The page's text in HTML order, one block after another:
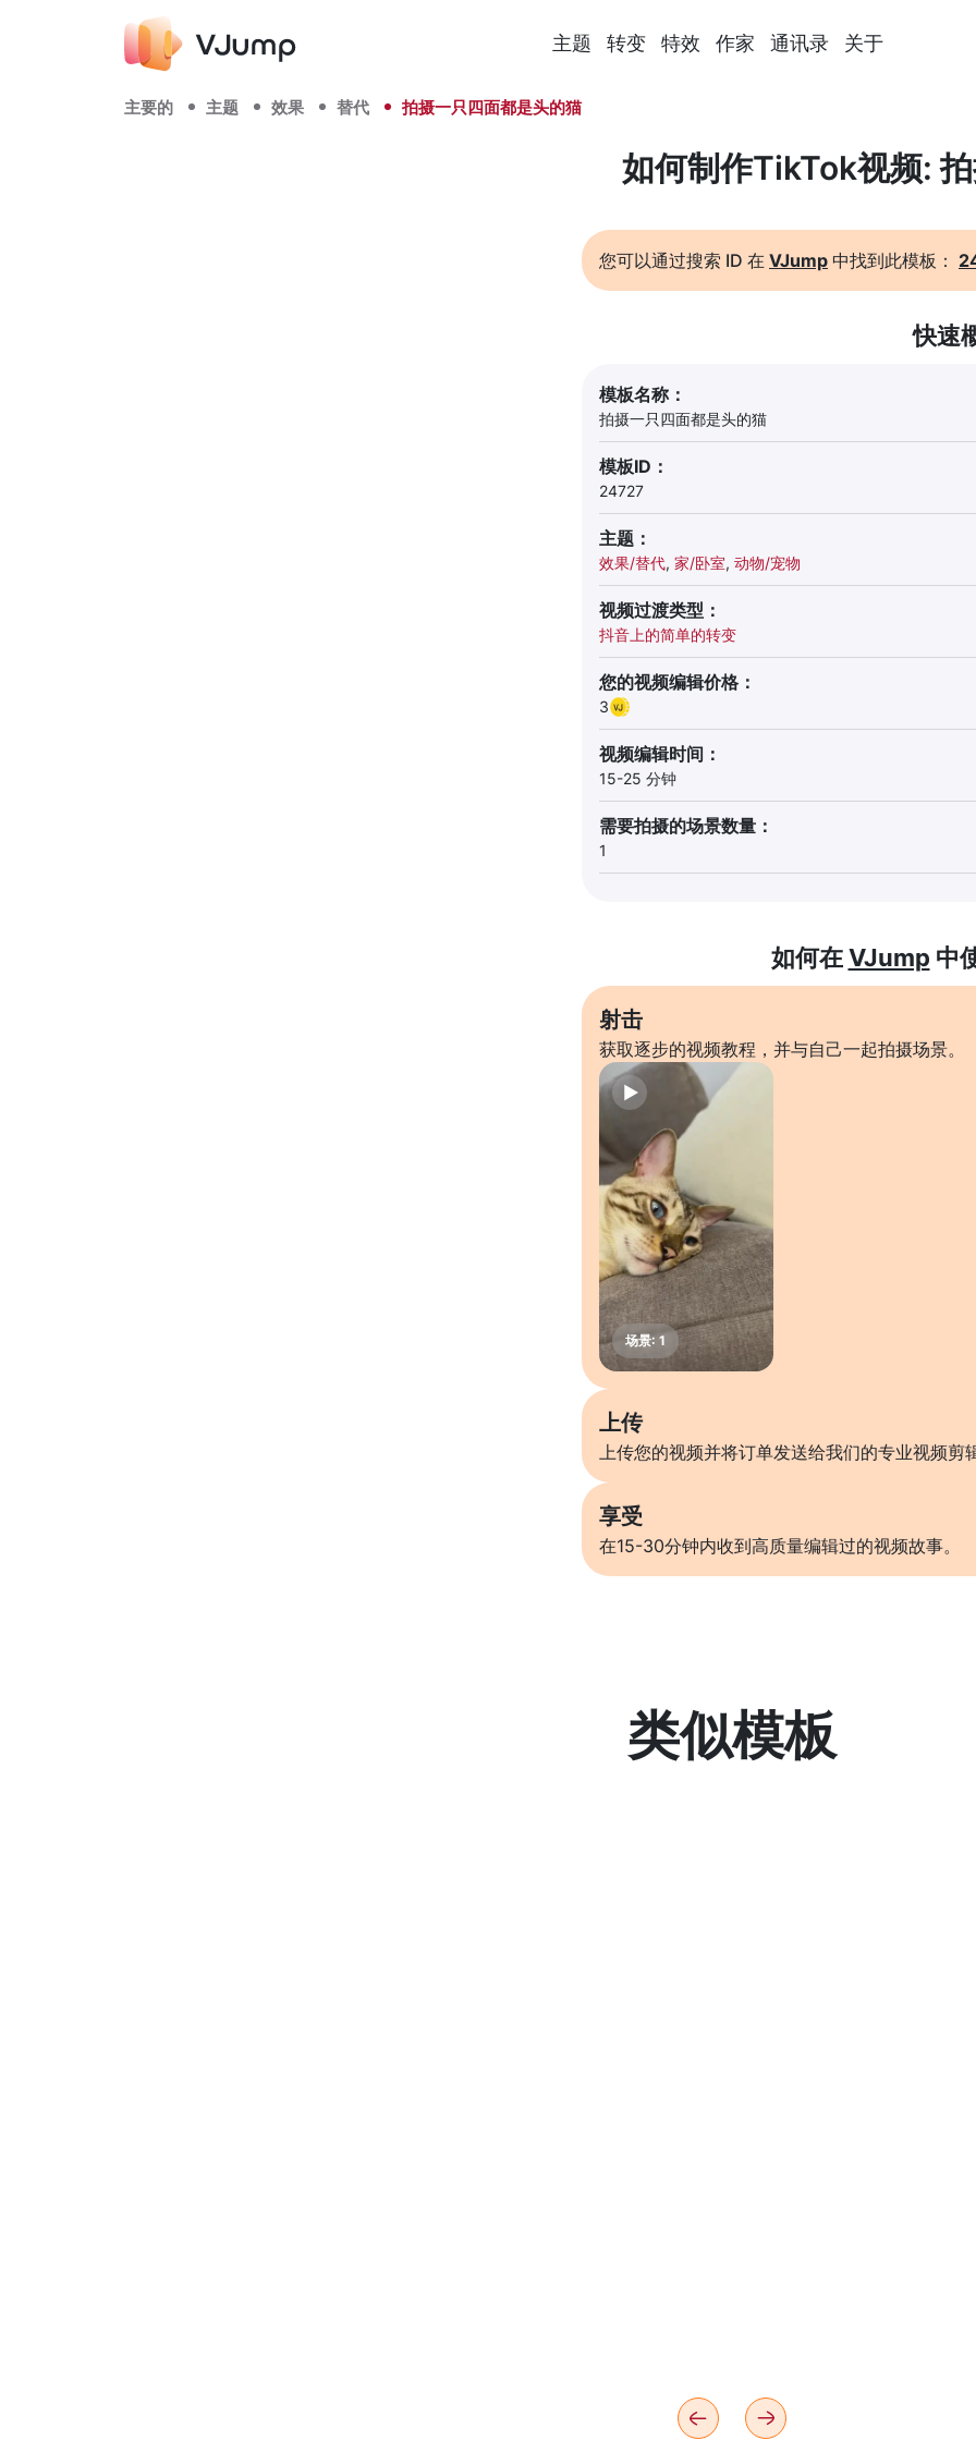
主题 转变 特效 作家 通讯录 关于
主要的 主题 效果 替代 拍摄一只四面都是头的猫
如何制作TikTok视频:
您可以通过搜索 ID 在 VJump 中找到此模板：
快速
模板名称：
拍摄一只四面都是头的猫
模板ID：
24727
主题：
效果/替代, 家/卧室, 动物/宠物
视频过渡类型：
抖音上的简单的转变
您的视频编辑价格：
3
视频编辑时间：
15-25 分钟
需要拍摄的场景数量：
1
如何在VJump 中
射击
获取逐步的视频教程，并与自己一起拍摄场景。
上传
上传您的视频并将订单发送给我们的专业视频剪
享受
在15-30分钟内收到高质量编辑过的视频故事。
类似模板